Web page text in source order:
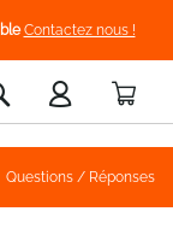
Contactez nous !
Rechercher
Questions / Réponses